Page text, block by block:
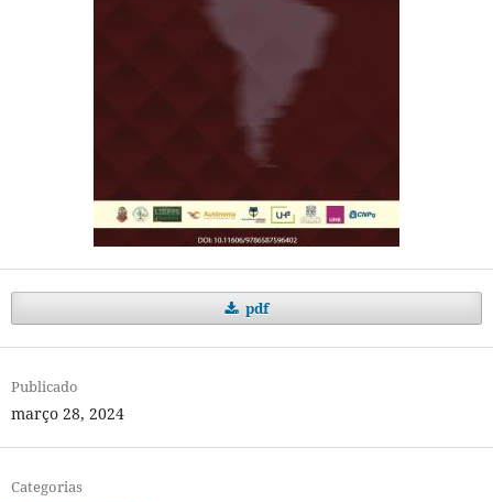
pdf
Publicado
março 28, 2024
Categorias